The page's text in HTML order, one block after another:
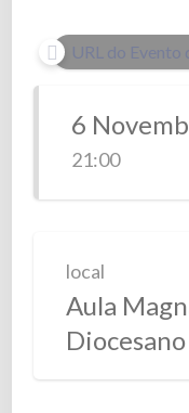
URL do
6
21:00
local
Aula